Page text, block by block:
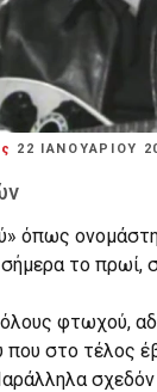
22 ΙΑΝΟΥΑΡΊΟΥ
όπως
το πρωί,
φτωχού,
στο τέλος
σχεδόν